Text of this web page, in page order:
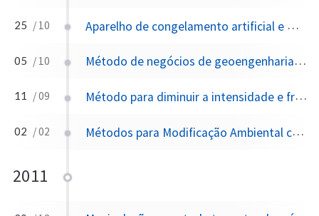
25 / 10 Aparelho de congelamento artificial e método de congelamento para o mesmo
05 / 10 Método de negócios de geoengenharia usando créditos de contrapeso de carbono
11 / 09 Método para diminuir a intensidade e frequência de tempestades tropicais ou furacões
02 / 02 Métodos para Modificação Ambiental com Materiais e Coberturas de Controle Climático
2011